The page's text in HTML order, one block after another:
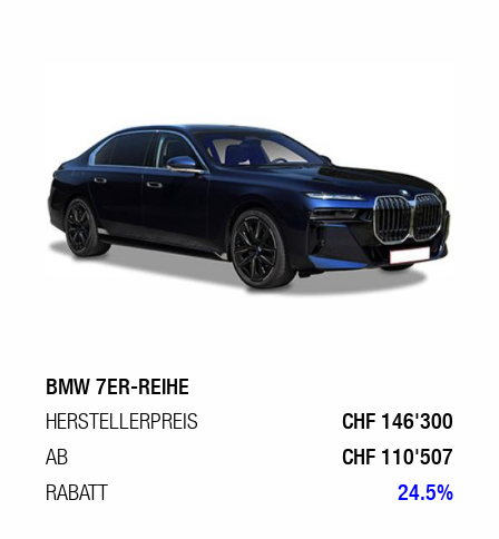
BMW 7ER-REIHE
HERSTELLERPREIS
CHF 146'300
AB
CHF 110'507
RABATT
24.5%